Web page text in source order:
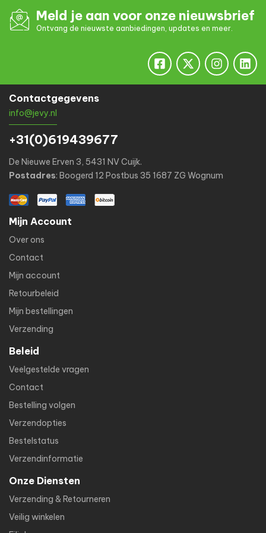
Meld je aan voor onze nieuwsbrief
Ontvang de nieuwste aanbiedingen, updates en meer.
Contactgegevens
info@jevy.nl
+31(0)619439677
De Nieuwe Erven 3, 5431 NV Cuijk.
Postadres: Boogerd 12 Postbus 35 1687 ZG Wognum
Mijn Account
Over ons
Contact
Mijn account
Retourbeleid
Mijn bestellingen
Verzending
Beleid
Veelgestelde vragen
Contact
Bestelling volgen
Verzendopties
Bestelstatus
Verzendinformatie
Onze Diensten
Verzending & Retourneren
Veilig winkelen